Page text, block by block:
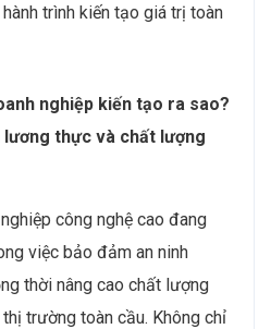
trình kiến tạo giá trị toàn
nghiệp kiến tạo ra sao?
lương thực và chất lượng
công nghệ cao đang
việc bảo đảm an ninh
thời nâng cao chất lượng
trường toàn cầu. Không chỉ